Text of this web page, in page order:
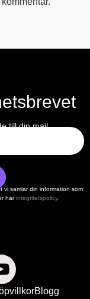
till din mail
vi samlar din information som
härintegritetspolicy.
Blogg